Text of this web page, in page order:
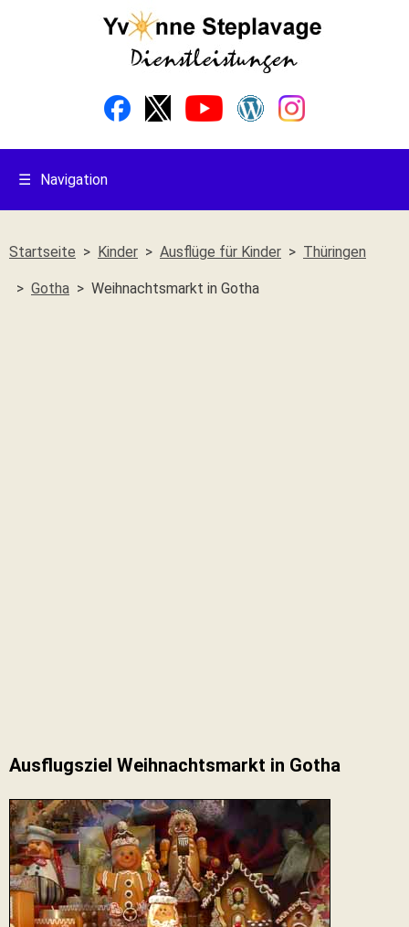
☰ Navigation
Startseite Kinder Ausflüge für Kinder Thüringen
Gotha Weihnachtsmarkt in Gotha
Ausflugsziel Weihnachtsmarkt in Gotha